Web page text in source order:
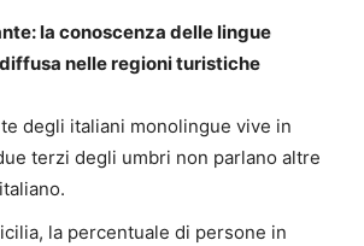
la conoscenza delle lingue
nelle regioni turistiche
degli italiani monolingue vive in
terzi degli umbri non parlano altre
la percentuale di persone in